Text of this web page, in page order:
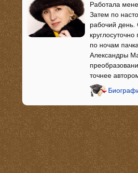
Работала
Затем по
рабочий
по ночам
Александры
точнее